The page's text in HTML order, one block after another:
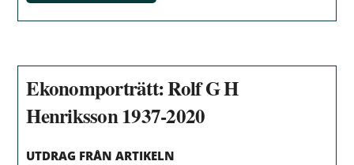
Ekonomporträtt: Rolf G H
Henriksson 1937-2020
UTDRAG FRÅN ARTIKELN